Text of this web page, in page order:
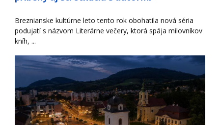
Breznianske kultúrne leto tento rok obohatila nová séria
podujatí s názvom Literárne večery, ktorá spája milovníkov
kníh, ...